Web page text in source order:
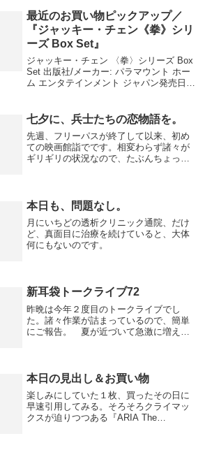
最近のお買い物ピックアップ／
『ジャッキー・チェン《拳》シリ
ーズ Box Set』
ジャッキー・チェン 〈拳〉シリーズ Box
Set 出版社/メーカー: パラマウント ホー
ム エンタテインメント ジャパン発売日:
件)...
七夕に、兵士たちの恋物語を。
先週、フリーパスが終了して以来、初め
ての映画館詣でです。相変わらず諸々が
ギリギリの状況なので、たぶんちょっと
らのTOHOシネマズ日本...
本日も、問題なし。
月にいちどの透析クリニック通院、だけ
ど、真面目に治療を続けていると、大体
何にもないのです。
新耳袋トークライブ72
昨晩は今年２度目のトークライブでし
た。諸々作業が詰まっているので、簡単
にご報告。 夏が近づいて急激に増えて
が大きくなっているため、取...
本日の見出し＆お買い物
楽しみにしていた１枚、買ったその日に
早速引用してみる。そろそろクライマッ
クスが迫りつつある『ARIA The